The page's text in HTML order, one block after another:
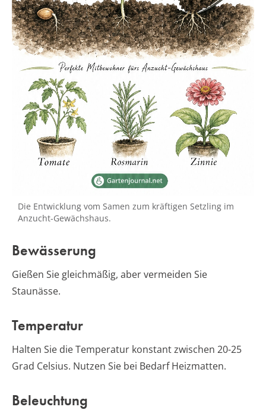
Die Entwicklung vom Samen zum kräftigen Setzling im
Anzucht-Gewächshaus.
Bewässerung
Gießen Sie gleichmäßig, aber vermeiden Sie
Staunässe.
Temperatur
Halten Sie die Temperatur konstant zwischen 20-25
Grad Celsius. Nutzen Sie bei Bedarf Heizmatten.
Beleuchtung